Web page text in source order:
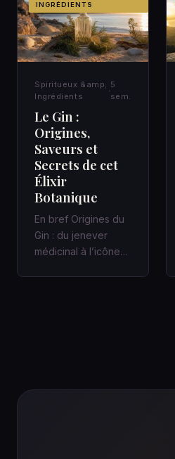
INGRÉDIENTS
Spiritueux &amp;
Ingrédients
5
sem.
Le Gin :
Origines,
Saveurs et
Secrets de cet
Élixir
Botanique
En bref Origines du
Gin : du jenever
médicinal à l’icône